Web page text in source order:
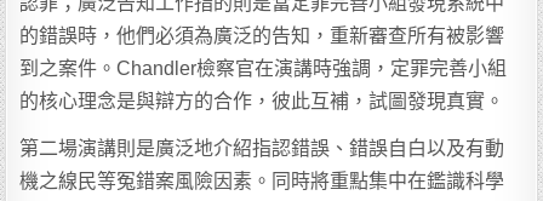
的錯誤時，他們必須為廣泛的告知，重新審查所有被影響
到之案件。Chandler檢察官在演講時強調，定罪完善小組
的核心理念是與辯方的合作，彼此互補，試圖發現真實。
第二場演講則是廣泛地介紹指認錯誤、錯誤自白以及有動
機之線民等冤錯案風險因素。同時將重點集中在鑑識科學